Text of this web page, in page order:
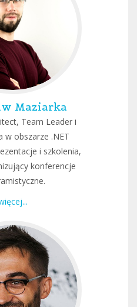
Maziarka
Team Leader i
w obszarze .NET
i szkolenia,
konferencje